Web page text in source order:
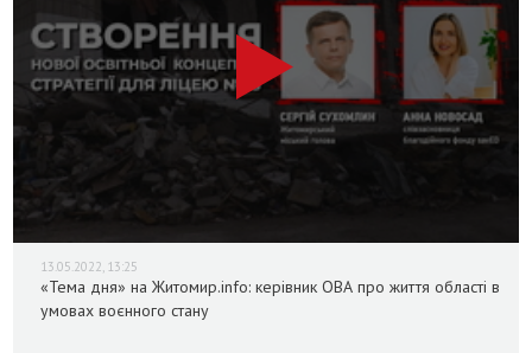
13.05.2022, 13:25
«Тема дня» на Житомир.info: керівник ОВА про життя області в
умовах воєнного стану